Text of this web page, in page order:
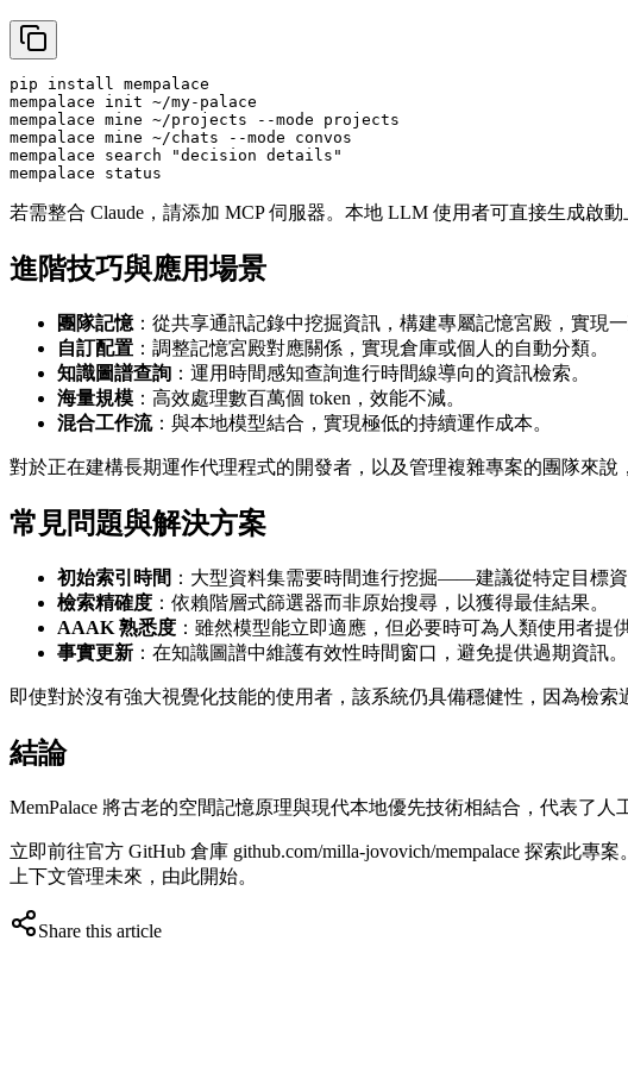
pip install mempalace
mempalace init ~/my-palace
mempalace mine ~/projects --mode projects
mempalace mine ~/chats --mode convos
mempalace search "decision details"
若需整合 Claude，請添加 MCP 伺服器。本地 LLM 使用者可直接生成啟
進階技巧與應用場景
團隊記憶：從共享通訊記錄中挖掘資訊，構建專屬記憶宮殿，實現一
自訂配置 ：調整記憶宮殿對應關係，實現倉庫或個人的自動分類。
知識圖譜查詢 ：運用時間感知查詢進行時間線導向的資訊檢索。
海量規模 ：高效處理數百萬個 token，效能不減。
混合工作流：與本地模型結合，實現極低的持續運作成本。
對於正在建構長期運作代理程式的開發者，以及管理複雜專案的團隊來說
常見問題與解決方案
初始索引時間 ：大型資料集需要時間進行挖掘——建議從特定目標資
檢索精確度 ：依賴階層式篩選器而非原始搜尋，以獲得最佳結果。
AAAK 熟悉度 ：雖然模型能立即適應，但必要時可為人類使用者提
事實更新 ：在知識圖譜中維護有效性時間窗口，避免提供過期資訊。
即使對於沒有強大視覺化技能的使用者，該系統仍具備穩健性，因為檢索
結論
MemPalace 將古老的空間記憶原理與現代本地優先技術相結合，代表了
立即前往官方 GitHub 倉庫 github.com/milla-jovovich/mempalace 探索此
上下文管理未來，由此開始。
Share this article